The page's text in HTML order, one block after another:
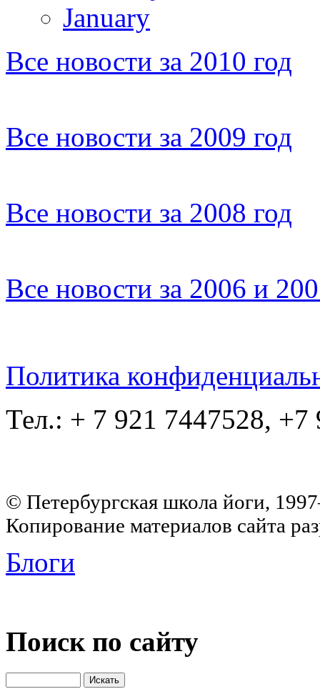
January
Все новости за 2010 год
Все новости за 2009 год
Все новости за 2008 год
Все новости за 2006 и
Политика
Тел.: + 7 921 7447528, +7
© Петербургская школа йоги,
Копирование материалов сайта
Блоги
Поиск по сайту